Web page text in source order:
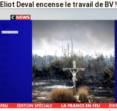
Eliot Deval encense le travail de BV !